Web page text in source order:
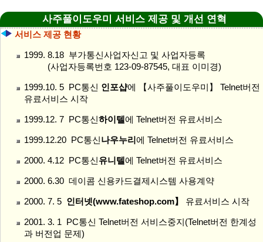
사주풀이도우미 서비스 제공 및 개선 연혁
서비스 제공 현황
1999. 8.18 부가통신사업자신고 및 사업자등록
(사업자등록번호 123-09-87545, 대표 이미경)
1999.10. 5 PC통신 인포샵에 【사주풀이도우미】 Telnet버전
유료서비스 시작
1999.12. 7 PC통신하이텔에 Telnet버전 유료서비스
1999.12.20 PC통신나우누리에 Telnet버전 유료서비스
2000. 4.12 PC통신유니텔에 Telnet버전 유료서비스
2000. 6.30 데이콤 신용카드결제시스템 사용계약
2000. 7. 5 인터넷(www.fateshop.com】 유료서비스 시작
2001. 3. 1 PC통신 Telnet버전 서비스중지(Telnet버전 한계성
과 버전업 문제)